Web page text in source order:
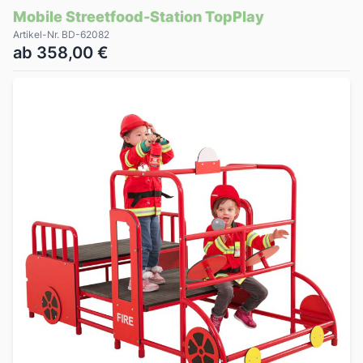
Mobile Streetfood-Station TopPlay
Artikel-Nr. BD-62082
ab 358,00 €